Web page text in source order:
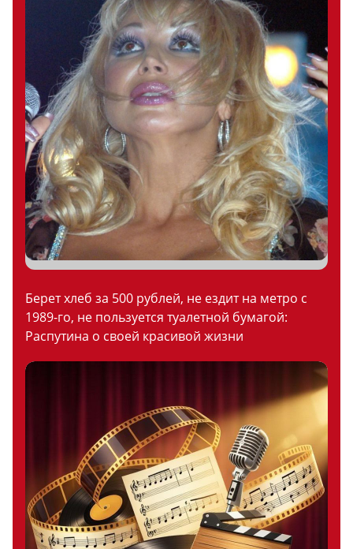
Берет хлеб за 500 рублей, не ездит на метро с
1989-го, не пользуется туалетной бумагой:
Распутина о своей красивой жизни